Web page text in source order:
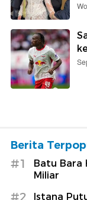
Berita
#1
Batu Bara
Miliar
#2 Istana